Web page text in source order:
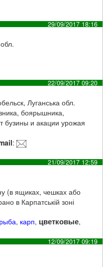
29/09/2017 18:16
22/09/2017 09:20
Луганська обл.
боярышника,
бузины и акации урожая
:
21/09/2017 12:59
(в ящиках, чешках або
в Карпатській зоні
рыба, карп, цветковые,
12/09/2017 09:19